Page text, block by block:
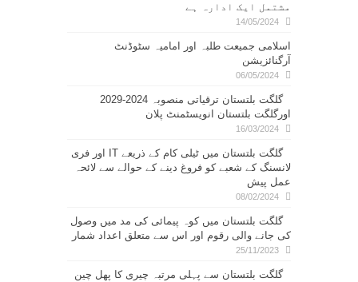
مشتمل ایک ادارہ ہے
14/05/2024
اسلامی جمیعت طلبہ اور امامیہ سٹوڈنٹ
آرگنائزیشن
06/05/2024
گلگت بلتستان ترقیاتی منصوبہ 2024-2029
اورگلگت بلتستان انویسٹمنٹ پلان
16/03/2024
گلگت بلتستان میں ٹیلی کام کے ذریعے IT اور فری
لانسنگ کے شعبے کو فروغ دینے کے حوالے سے لائحہ
عمل پیش
08/02/2024
گلگت بلتستان میں کوہ پیمائی کی مد میں وصول
کی جانے والی رقوم اور اس سے متعلق اعداد شمار
25/11/2023
گلگت بلتستان سے پہلی مرتبہ چیری کا پھل چین